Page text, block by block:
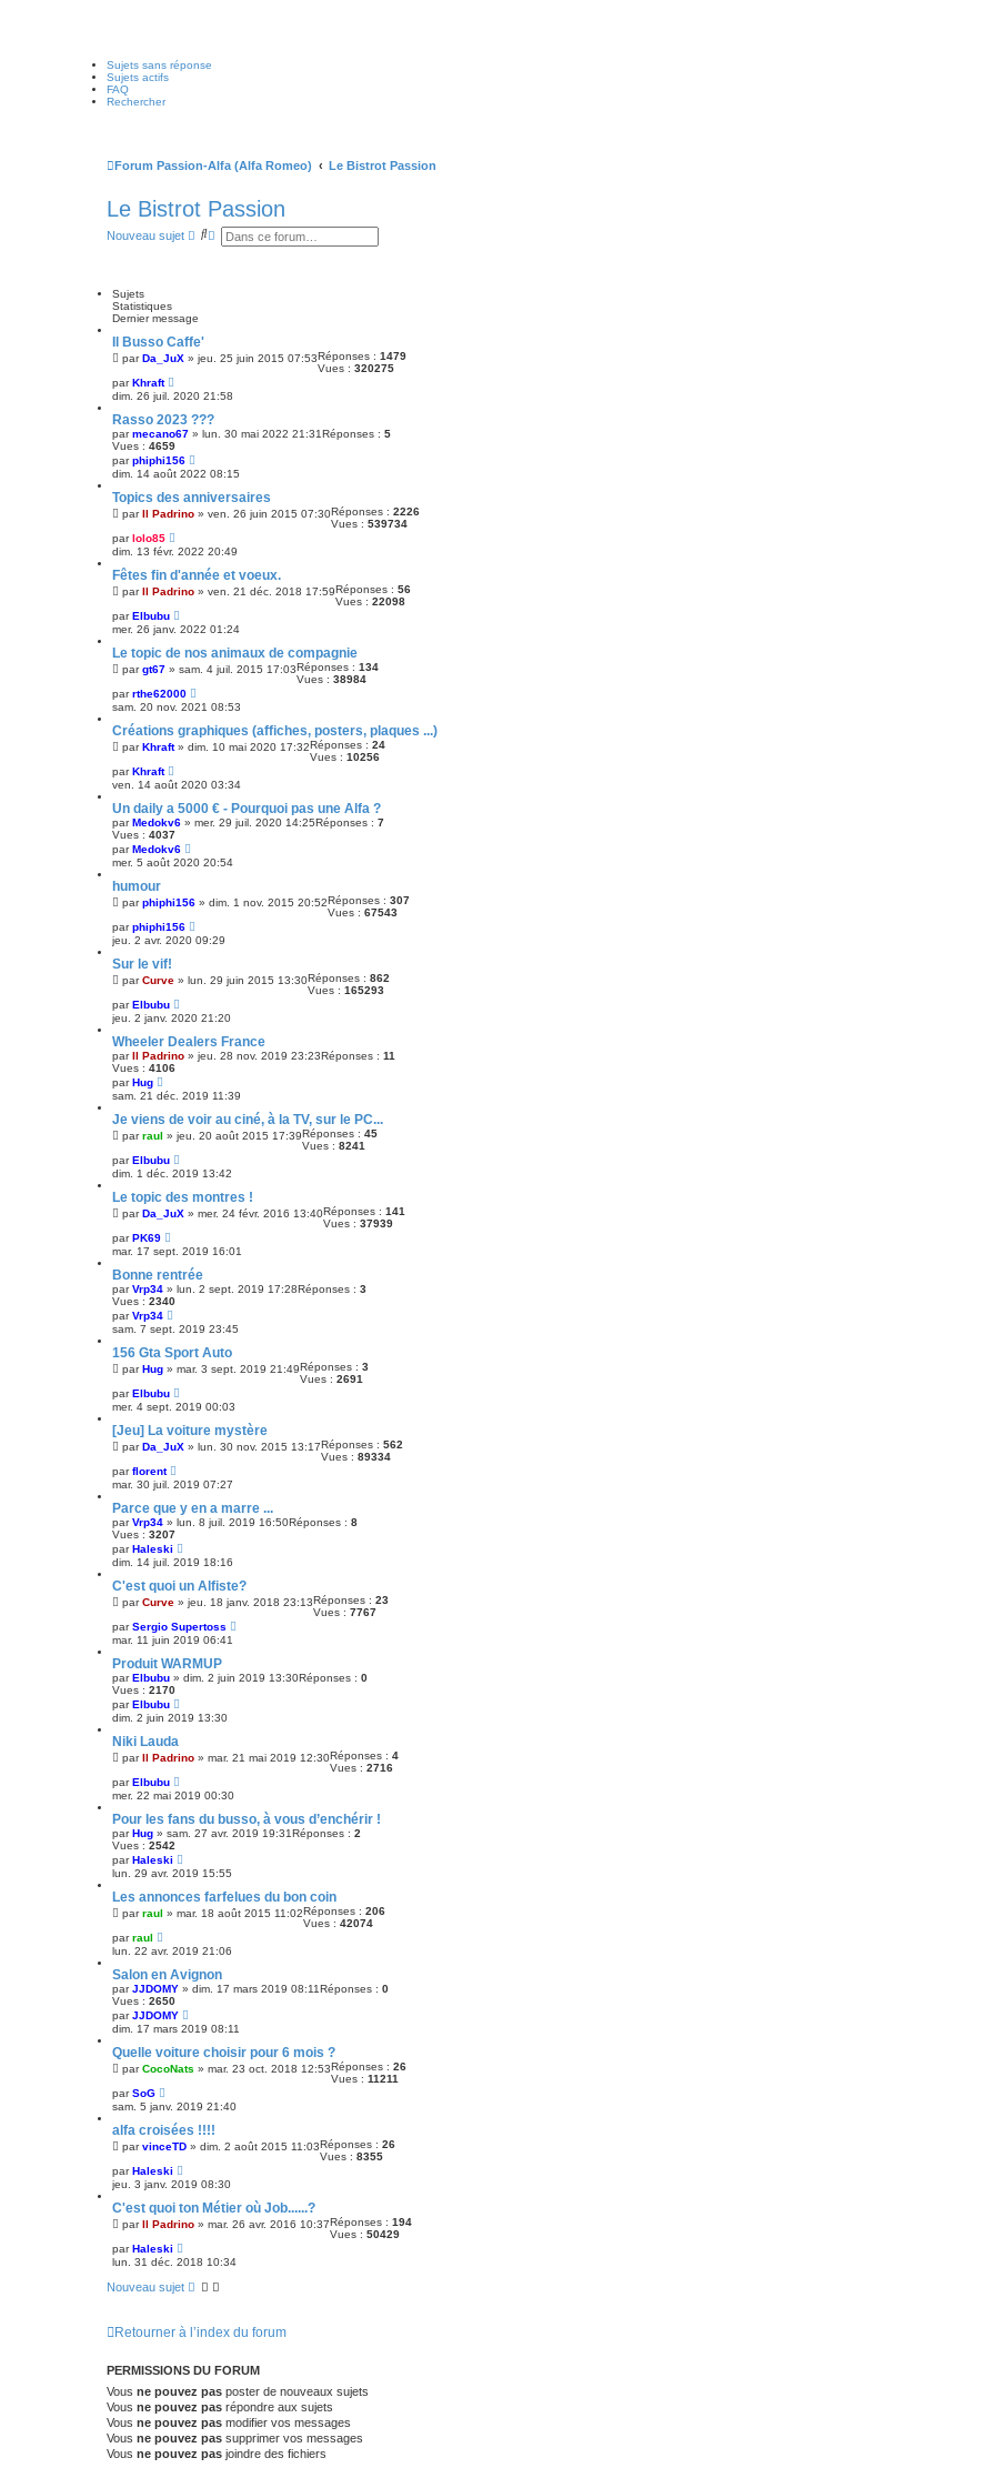
Sujets sans réponse
Sujets actifs
FAQ
Rechercher
Forum Passion-Alfa (Alfa Romeo) Le Bistrot Passion
Le Bistrot Passion
Nouveau sujet
R R
v
n
e
Sujets
Statistiques
Dernier message
Il Busso Caffe'
parDa_JuX » jeu. 25 juin 2015 07:53Réponses : 1479
Vues : 320275
parKhraft
dim. 26 juil. 2020 21:58
Rasso 2023 ???
parmecano67 » lun. 30 mai 2022 21:31Réponses : 5
Vues : 4659
parphiphi156
dim. 14 août 2022 08:15
Topics des anniversaires
parIl Padrino » ven. 26 juin 2015 07:30Réponses : 2226
Vues : 539734
parlolo85
dim. 13 févr. 2022 20:49
Fêtes fin d'année et voeux.
parIl Padrino » ven. 21 déc. 2018 17:59Réponses : 56
Vues : 22098
parElbubu
mer. 26 janv. 2022 01:24
Le topic de nos animaux de compagnie
pargt67 » sam. 4 juil. 2015 17:03Réponses : 134
Vues : 38984
parrthe62000
sam. 20 nov. 2021 08:53
Créations graphiques (affiches, posters, plaques ...)
parKhraft» dim. 10 mai 2020 17:32Réponses : 24
Vues : 10256
parKhraft
ven. 14 août 2020 03:34
Un daily a 5000 € - Pourquoi pas une Alfa ?
parMedokv6 » mer. 29 juil. 2020 14:25Réponses : 7
Vues : 4037
parMedokv6
mer. 5 août 2020 20:54
humour
parphiphi156 » dim. 1 nov. 2015 20:52Réponses : 307
Vues : 67543
parphiphi156
jeu. 2 avr. 2020 09:29
Sur le vif!
parCurve » lun. 29 juin 2015 13:30Réponses : 862
Vues : 165293
parElbubu
jeu. 2 janv. 2020 21:20
Wheeler Dealers France
parIl Padrino » jeu. 28 nov. 2019 23:23Réponses : 11
Vues : 4106
parHug
sam. 21 déc. 2019 11:39
Je viens de voir au ciné, à la TV, sur le PC...
parraul » jeu. 20 août 2015 17:39Réponses : 45
Vues : 8241
parElbubu
dim. 1 déc. 2019 13:42
Le topic des montres !
parDa_JuX » mer. 24 févr. 2016 13:40Réponses : 141
Vues : 37939
parPK69
mar. 17 sept. 2019 16:01
Bonne rentrée
parVrp34 » lun. 2 sept. 2019 17:28Réponses : 3
Vues : 2340
parVrp34
sam. 7 sept. 2019 23:45
156 Gta Sport Auto
parHug » mar. 3 sept. 2019 21:49Réponses : 3
Vues : 2691
parElbubu
mer. 4 sept. 2019 00:03
[Jeu] La voiture mystère
parDa_JuX » lun. 30 nov. 2015 13:17Réponses : 562
Vues : 89334
parflorent
mar. 30 juil. 2019 07:27
Parce que y en a marre ...
parVrp34 » lun. 8 juil. 2019 16:50Réponses : 8
Vues : 3207
parHaleski
dim. 14 juil. 2019 18:16
C'est quoi un Alfiste?
parCurve » jeu. 18 janv. 2018 23:13Réponses : 23
Vues : 7767
parSergio Supertoss
mar. 11 juin 2019 06:41
Produit WARMUP
parElbubu » dim. 2 juin 2019 13:30Réponses : 0
Vues : 2170
parElbubu
dim. 2 juin 2019 13:30
Niki Lauda
parIl Padrino » mar. 21 mai 2019 12:30Réponses : 4
Vues : 2716
parElbubu
mer. 22 mai 2019 00:30
Pour les fans du busso, à vous d’enchérir !
parHug » sam. 27 avr. 2019 19:31Réponses : 2
Vues : 2542
parHaleski
lun. 29 avr. 2019 15:55
Les annonces farfelues du bon coin
parraul » mar. 18 août 2015 11:02Réponses : 206
Vues : 42074
parraul
lun. 22 avr. 2019 21:06
Salon en Avignon
parJJDOMY » dim. 17 mars 2019 08:11Réponses : 0
Vues : 2650
parJJDOMY
dim. 17 mars 2019 08:11
Quelle voiture choisir pour 6 mois ?
parCocoNats » mar. 23 oct. 2018 12:53Réponses : 26
Vues : 11211
parSoG
sam. 5 janv. 2019 21:40
alfa croisées !!!!
parvinceTD » dim. 2 août 2015 11:03Réponses : 26
Vues : 8355
parHaleski
jeu. 3 janv. 2019 08:30
C'est quoi ton Métier où Job......?
parIl Padrino » mar. 26 avr. 2016 10:37Réponses : 194
Vues : 50429
parHaleski
lun. 31 déc. 2018 10:34
Nouveau sujet
Retourner à l’index du forum
PERMISSIONS DU FORUM
Vous ne pouvez pas poster de nouveaux sujets
Vous ne pouvez pas répondre aux sujets
Vous ne pouvez pas modifier vos messages
Vous ne pouvez pas supprimer vos messages
Vous ne pouvez pas joindre des fichiers